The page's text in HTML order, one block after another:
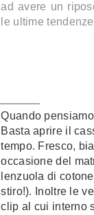
ad avere un
le ultime
Quando
Basta aprire il
tempo. Fresco,
occasione del
lenzuola di
stiro!). Inoltre le
clip al cui interno